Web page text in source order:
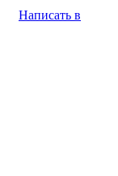
Написать в